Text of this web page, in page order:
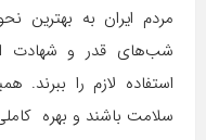
مردم ایران به بهترین
شب‌های قدر و شهادت‌
استفاده لازم را ببرند.
سلامت باشند و بهره